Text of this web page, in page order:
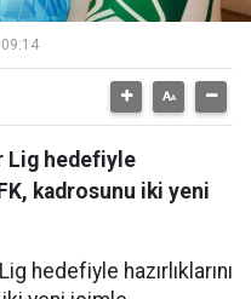
Lig hedefiyle
kadrosunu iki yeni
hedefiyle hazırlıklarını